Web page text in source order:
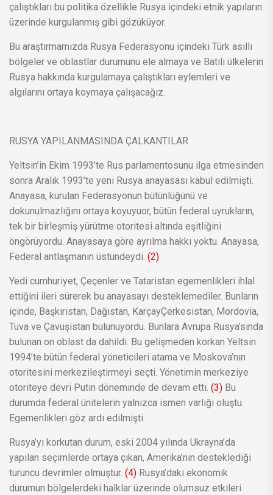
çalıştıkları bu politika özellikle Rusya içindeki etnik yapıların
üzerinde kurgulanmış gibi gözüküyor.
Bu araştırmamızda Rusya Federasyonu içindeki Türk asıllı
bölgeler ve oblastlar durumunu ele almaya ve Batılı ülkelerin
Rusya hakkında kurgulamaya çalıştıkları eylemleri ve
algılarını ortaya koymaya çalışacağız.
RUSYA YAPILANMASINDA ÇALKANTILAR
Yeltsin’in Ekim 1993’te Rus parlamentosunu ilga etmesinden
sonra Aralık 1993’te yeni Rusya anayasası kabul edilmişti.
Anayasa, kurulan Federasyonun bütünlüğünü ve
dokunulmazlığını ortaya koyuyuor, bütün federal uyrukların,
tek bir birleşmiş yürütme otoritesi altında eşitliğini
öngörüyordu. Anayasaya göre ayrılma hakkı yoktu. Anayasa,
Federal antlaşmanın üstündeydi. (2)
Yedi cumhuriyet, Çeçenler ve Tataristan egemenlikleri ihlal
ettiğini ileri sürerek bu anayasayı desteklemediler. Bunların
içinde, Başkırıstan, Dağıstan, KarçayÇerkesistan, Mordovia,
Tuva ve Çavuşistan bulunuyordu. Bunlara Avrupa Rusya’sında
bulunan on oblast da dahildi. Bu gelişmeden korkan Yeltsin
1994’te bütün federal yöneticileri atama ve Moskova’nın
otoritesini merkezileştirmeyi seçti. Yönetimin merkeziye
otoriteye devri Putin döneminde de devam etti. (3) Bu
durumda federal ünitelerin yalnızca ismen varlığı oluştu.
Egemenlikleri göz ardı edilmişti.
Rusya’yı korkutan durum, eski 2004 yılında Ukrayna’da
yapılan seçimlerde ortaya çıkan, Amerika’nın desteklediği
turuncu devrimler olmuştur. (4) Rusya’daki ekonomik
durumun bölgelerdeki halklar üzerinde olumsuz etkileri